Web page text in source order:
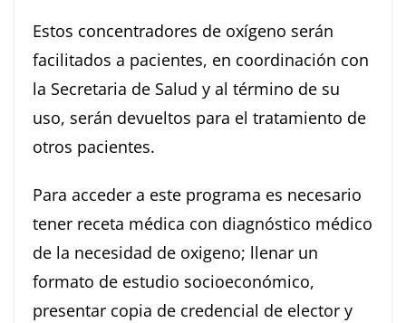
Estos concentradores de oxígeno serán
facilitados a pacientes, en coordinación con
la Secretaria de Salud y al término de su
uso, serán devueltos para el tratamiento de
otros pacientes.
Para acceder a este programa es necesario
tener receta médica con diagnóstico médico
de la necesidad de oxigeno; llenar un
formato de estudio socioeconómico,
presentar copia de credencial de elector y